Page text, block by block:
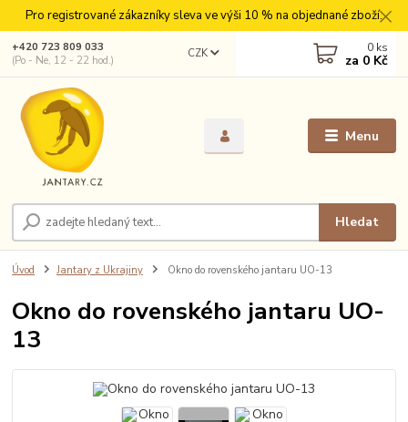
Pro registrované zákazníky sleva ve výši 10 % na objednané zboží.
Menu
CZK
Hledat
+420 723 809 033
(Po - Ne, 12 - 22 hod.)
0 ks
za 0 Kč
Úvod Jantary z Ukrajiny Okno do rovenského jantaru UO-13
Okno do rovenského jantaru UO-
13